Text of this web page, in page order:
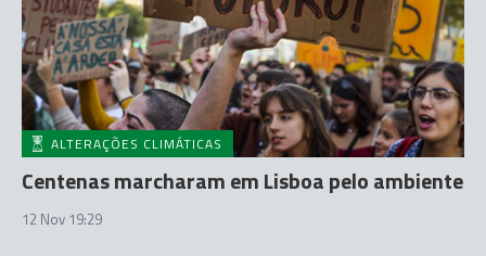
ALTERAÇÕES CLIMÁTICAS
Centenas marcharam em Lisboa pelo ambiente
12 Nov 19:29